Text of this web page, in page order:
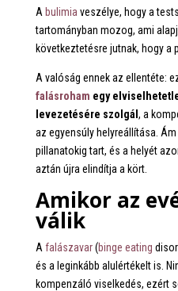
A bulimia veszélye, hogy a
tartományban mozog, ami
következtetésre jutnak, hogy a
A valóság ennek az ellentéte:
falásroham egy
levezetésére szolgál , a
az egyensúly helyreállítása.
pillanatokig tart, és a helyét
aztán újra elindítja a kört.
Amikor az
válik
A falászavar(binge eating
és a leginkább alulértékelt is.
kompenzáló viselkedés, ezért